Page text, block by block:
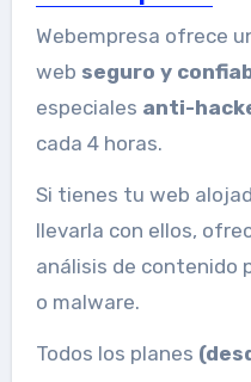
Webempresa ofrece
web seguro y
especiales anti-
cada 4 horas.
Si tienes tu web
llevarla con ellos,
análisis de contenido
o malware.
Todos los planes